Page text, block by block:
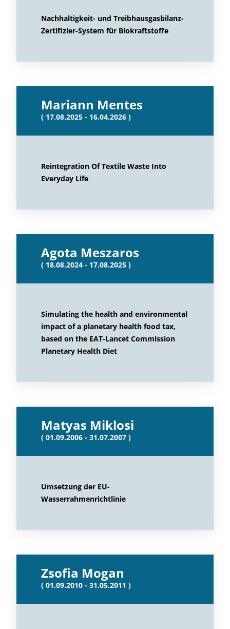
Nachhaltigkeit- und Treibhausgasbilanz-
Zertifizier-System für Biokraftstoffe
Mariann Mentes
( 17.08.2025 - 16.04.2026 )
Reintegration Of Textile Waste Into
Everyday Life
Agota Meszaros
( 18.08.2024 - 17.08.2025 )
Simulating the health and environmental
impact of a planetary health food tax,
based on the EAT-Lancet Commission
Planetary Health Diet
Matyas Miklosi
( 01.09.2006 - 31.07.2007 )
Umsetzung der EU-
Wasserrahmenrichtlinie
Zsofia Mogan
( 01.09.2010 - 31.05.2011 )